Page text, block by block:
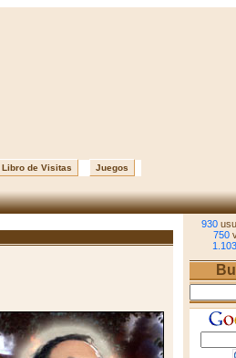
Libro de Visitas Juegos
930
750
1.103